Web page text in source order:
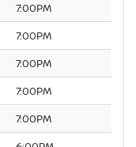
7:00PM
7:00PM
7:00PM
7:00PM
7:00PM